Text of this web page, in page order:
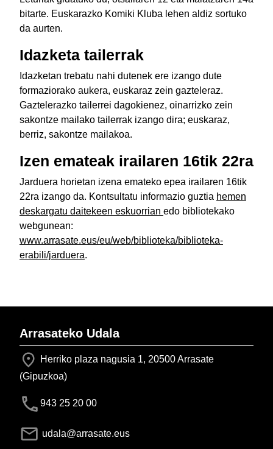
bitarte. Euskarazko Komiki Kluba lehen aldiz sortuko
da aurten.
Idazketa tailerrak
Idazketan trebatu nahi dutenek ere izango dute
formaziorako aukera, euskaraz zein gazteleraz.
Gaztelerazko tailerrei dagokienez, oinarrizko zein
sakontze mailako tailerrak izango dira; euskaraz,
berriz, sakontze mailakoa.
Izen emateak irailaren 16tik 22ra
Jarduera horietan izena emateko epea irailaren 16tik
22ra izango da. Kontsultatu informazio guztia hemen
deskargatu daitekeen eskuorrian edo bibliotekako
webgunean:
www.arrasate.eus/eu/web/biblioteka/biblioteka-
erabili/jarduera.
Arrasateko Udala
Herriko plaza nagusia 1, 20500 Arrasate
(Gipuzkoa)
943 25 20 00
udala@arrasate.eus